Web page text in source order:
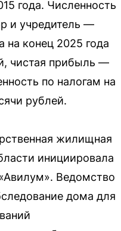
года. Численность
и учредитель —
конец 2025 года
чистая прибыль —
по налогам на
рублей.
жилищная
инициировала
Ведомство
дома для